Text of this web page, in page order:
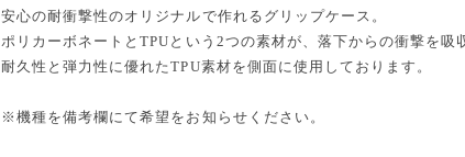
安心の耐衝撃性のオリジナルで作れるグリップケース。
ポリカーボネートとTPUという2つの素材が、落下からの衝撃を吸
耐久性と弾力性に優れたTPU素材を側面に使用しております。
※機種を備考欄にて希望をお知らせください。